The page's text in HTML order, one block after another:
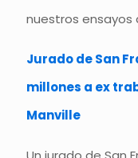
nuestros ensayos
Jurado de San
millones a ex
Manville